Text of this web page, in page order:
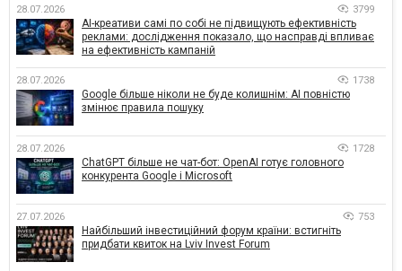
28.07.2026 3799
AI-креативи самі по собі не підвищують ефективність
реклами: дослідження показало, що насправді впливає
на ефективність кампаній
28.07.2026 1738
Google більше ніколи не буде колишнім: AI повністю
змінює правила пошуку
28.07.2026 1728
ChatGPT більше не чат-бот: OpenAI готує головного
конкурента Google і Microsoft
27.07.2026 753
Найбільший інвестиційний форум країни: встигніть
придбати квиток на Lviv Invest Forum